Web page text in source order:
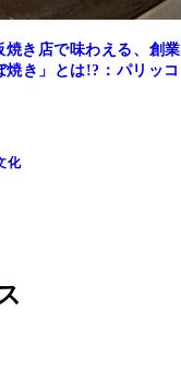
焼き店で味わえる、創業
き」とは!?：パリッコ
化